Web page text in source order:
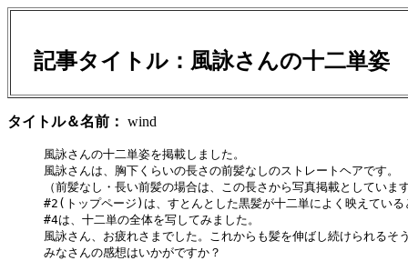
記事タイトル：風詠さんの十二単
タイトル＆名前： wind
風詠さんの十二単姿を掲載しました。
風詠さんは、胸下くらいの長さの前髪なしのストレートヘアです。
（前髪なし・長い前髪の場合は、この長さから写真掲載としていま
#2(トップページ)は、すとんとした黒髪が十二単によく映えている
#4は、十二単の全体を写してみました。
風詠さん、お疲れさまでした。これからも髪を伸ばし続けられるそ
みなさんの感想はいかがですか？